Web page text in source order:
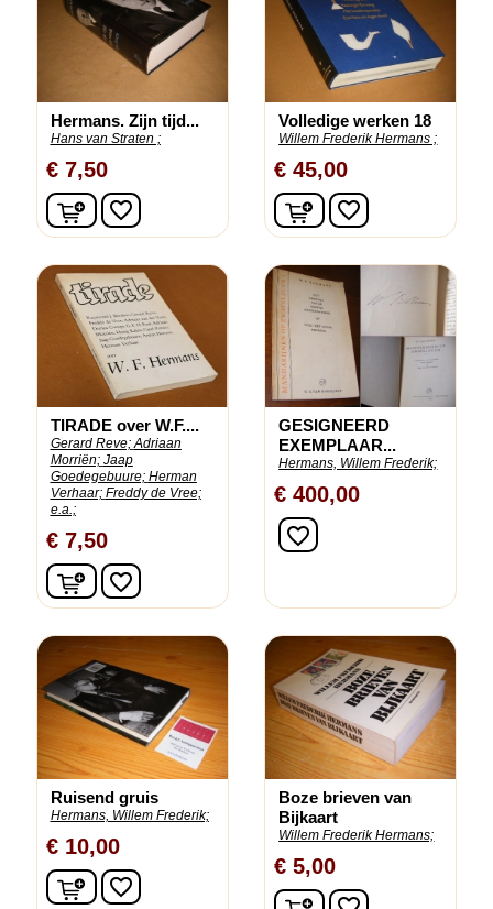
Hermans. Zijn tijd...
Hans van Straten ;
€ 7,50
In winkelwagen
favorite_border
Volledige werken 18
Willem Frederik Hermans ;
€ 45,00
In winkelwagen
favorite_border
TIRADE over W.F....
Gerard Reve; Adriaan
Morriën; Jaap
Goedegebuure; Herman
Verhaar; Freddy de Vree;
e.a.;
€ 7,50
In winkelwagen
favorite_border
GESIGNEERD
EXEMPLAAR...
Hermans, Willem Frederik;
€ 400,00
In winkelwagen
favorite_border
Ruisend gruis
Hermans, Willem Frederik;
€ 10,00
In winkelwagen
favorite_border
Boze brieven van
Bijkaart
Willem Frederik Hermans;
€ 5,00
In winkelwagen